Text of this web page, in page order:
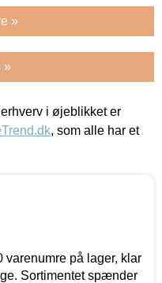
»
»
i øjeblikket er
, som alle har et
varenumre på lager, klar
Sortimentet spænder